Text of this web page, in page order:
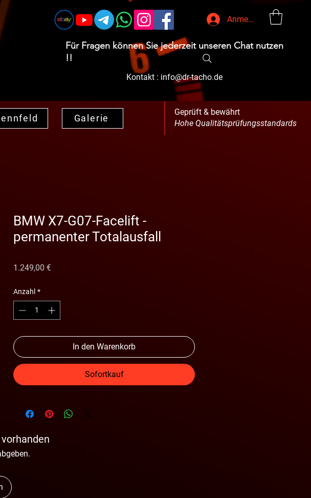
Anmelden
Für Fragen können Sie jederzeit unseren Chat nutzen
!!
Kontakt : info@dr-tacho.de
Galerie
Geprüft & bewährt
Hohe Qualitätsprüfungsstandards
BMW X7-G07-Facelift -
permanenter Totalausfall
1.249,00 €Preis
Anzahl *
In den Warenkorb
Sofortkauf